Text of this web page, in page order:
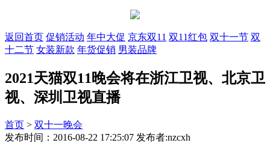
返回首页 促销活动 年中大促 京东双11 双11红包 双十一节 双
十二节 女装新款 年货促销 男装品牌
2021天猫双11晚会将在浙江卫视、北京卫
视、深圳卫视直播
首页 > 双十一晚会
发布时间：2016-08-22 17:25:07 发布者:nzcxh